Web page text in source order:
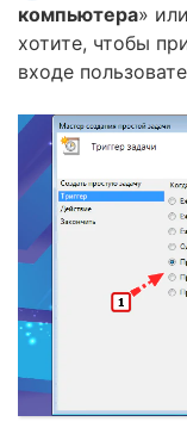
компьютера»
хотите, чтобы
входе